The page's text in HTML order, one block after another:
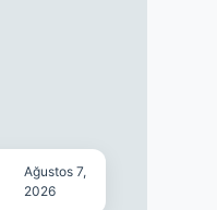
Ağustos 7,
2026